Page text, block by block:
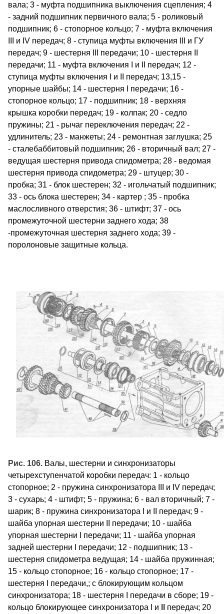
вала; 3 - муфта подшипника выключения сцепления; 4
- задний подшипник первичного вала; 5 - роликовый
подшипник; 6 - стопорное кольцо; 7 - муфта включения
III и IV передач; 8 - ступица муфты включения III и ГУ
передач; 9 - шестерня III передачи; 10 - шестерня II
передачи; 11 - муфта включения I и II передач; 12 -
ступица муфты включения I и II передач; 13,15 -
упорные шайбы; 14 - шестерня I передачи; 16 -
стопорное кольцо; 17 - подшипник; 18 - верхняя
крышка коробки передач; 19 - колпак; 20 - седло
пружины; 21 - рычаг переключения передач; 22 -
удлинитель; 23 - манжеты; 24 - ремонтная заглушка; 25
- сталебаббитовый подшипник; 26 - вторичный вал; 27 -
ведущая шестерня привода спидометра; 28 - ведомая
шестерня привода спидометра; 29 - штуцер; 30 -
пробка; 31 - блок шестерен; 32 - игольчатый подшипник;
33 - ось блока шестерен; 34 - картер ; 35 - пробка
маслосливного отверстия; 36 - штифт; 37 - ось
промежуточной шестерни заднего хода; 38
-промежуточная шестерня заднего хода; 39 -
поролоновые защитные кольца.
Рис. 106. Валы, шестерни и синхронизаторы
четырехступенчатой коробки передач: 1 - кольцо
стопорное; 2 - пружина синхронизатора III и IV передач;
3 - сухарь; 4 - штифт; 5 - пружина; 6 - вал вторичный; 7 -
шарик; 8 - пружина синхронизатора I и II передач; 9 -
шайба упорная шестерни II передачи; 10 - шайба
упорная шестерни I передачи; 11 - шайба упорная
задней шестерни I передачи; 12 - подшипник; 13 -
шестерня спидометра ведущая; 14 - шайба пружинная;
15 - кольцо стопорное; 16 - кольцо стопорное; 17 -
шестерня I передачи,; с блокирующим кольцом
синхронизатора; 18 - шестерня I передачи в сборе; 19 -
кольцо блокирующее синхронизатора I и
передач; 20